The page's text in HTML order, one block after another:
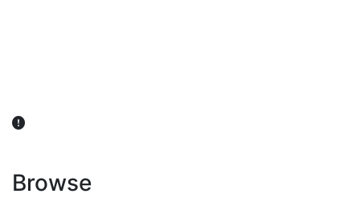
Browse